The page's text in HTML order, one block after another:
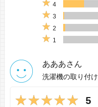
4
3
2
1
あああさん
洗濯機の取り付け
5